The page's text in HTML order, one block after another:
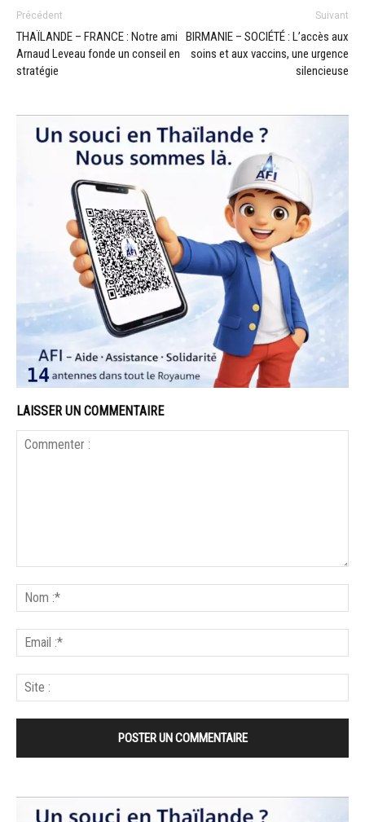
Précédent
THAÏLANDE – FRANCE : Notre ami
Arnaud Leveau fonde un conseil en
stratégie
Suivant
BIRMANIE – SOCIÉTÉ : L’accès aux
soins et aux vaccins, une urgence
silencieuse
LAISSER UN COMMENTAIRE